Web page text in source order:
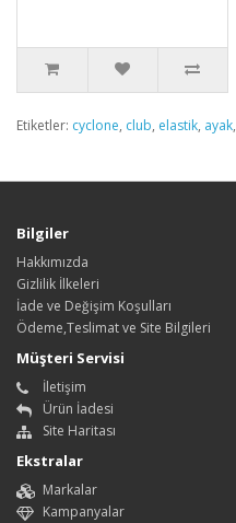
Etiketler: cyclone, club, elastik, ayak,
Bilgiler
Hakkımızda
Gizlilik İlkeleri
İade ve Değişim Koşulları
Ödeme,Teslimat ve Site Bilgileri
Müşteri Servisi
İletişim
Ürün İadesi
Site Haritası
Ekstralar
Markalar
Kampanyalar